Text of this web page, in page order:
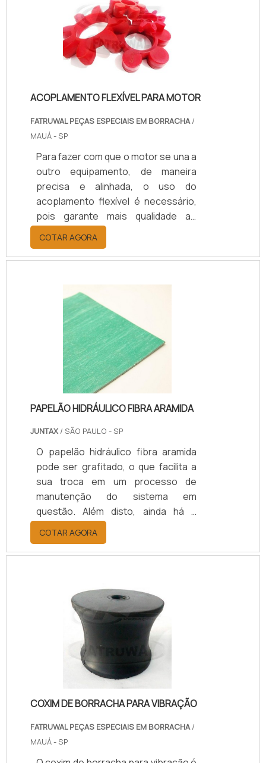
ACOPLAMENTO FLEXÍVEL PARA MOTOR
FATRUWAL PEÇAS ESPECIAIS EM BORRACHA /
MAUÁ - SP
Para fazer com que o motor se una a
outro equipamento, de maneira
precisa e alinhada, o uso do
acoplamento flexível é necessário,
pois garante mais qualidade ao
motor, proporcionando mobilidade a
todo o sistema. Esse modelo de
acoplamento flexível para motor é
alinhamento de modo estável e
duradouro.Características do
equipamentoO acoplamento flexível
tem como principal objetivo fazer a
ligação de um motor a equipamentos
como: Bombas hidráulicas;
Redutores; E.
COTAR AGORA
PAPELÃO HIDRÁULICO FIBRA ARAMIDA
JUNTAX / SÃO PAULO - SP
O papelão hidráulico fibra aramida
pode ser grafitado, o que facilita a
sua troca em um processo de
manutenção do sistema em
questão. Além disto, ainda há a
opção do reforço por dentro com
uma tela metálica.Este produto
resiste a altas temperaturas – até
Versátil, trabalha na vedação de
diversos tipos de fluidos, inclusive
retém líquidos quimicamente
corrosivos e derivados do
petróleo.Funcionalidade correta do
materialPor causa destas
características e .
COTAR AGORA
COXIM DE BORRACHA PARA VIBRAÇÃO
FATRUWAL PEÇAS ESPECIAIS EM BORRACHA/
MAUÁ - SP